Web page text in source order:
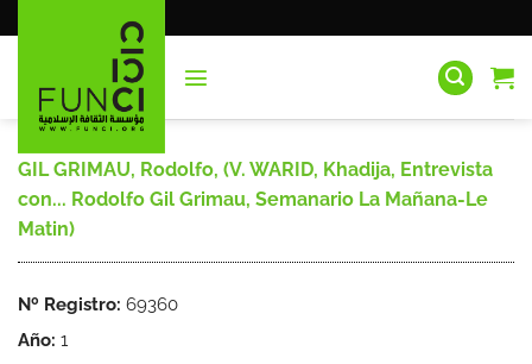
al
GIL GRIMAU, Rodolfo, (V. WARID, Khadija, Entrevista
con... Rodolfo Gil Grimau, Semanario La Mañana-Le
Matin)
Nº Registro: 69360
Año: 1